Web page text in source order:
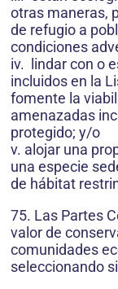
otras maneras,
de refugio a
condiciones
iv. lindar con o
incluidos en la
fomente la
amenazadas
protegido; y/o
v. alojar una
una especie
de hábitat
75. Las Partes
valor de
comunidades
seleccionando